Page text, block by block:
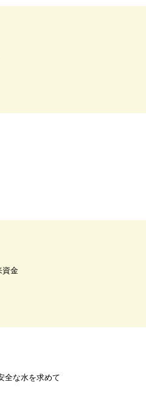
資金
全な水を求めて